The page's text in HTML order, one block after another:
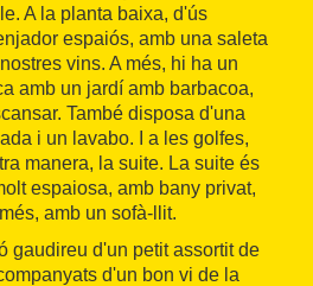
A la planta baixa, d'ús
espaiós, amb una saleta
vins. A més, hi ha un
amb un jardí amb barbacoa,
També disposa d'una
i un lavabo. I a les golfes,
manera, la suite. La suite és
espaiosa, amb bany privat,
amb un sofà-llit.
gaudireu d'un petit assortit de
d'un bon vi de la